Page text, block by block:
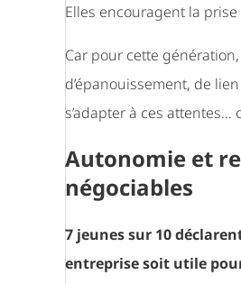
Elles encouragent la
Car pour cette génération,
d’épanouissement, de
s’adapter à ces
Autonomie et
négociables
7 jeunes sur 10
entreprise soit utile